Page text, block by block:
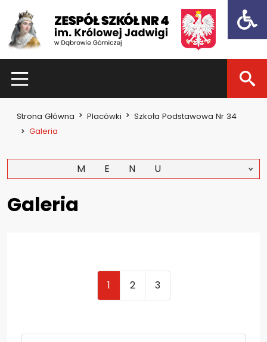
Kadra nauczycielska
Konkursy
Nieodpłatna pomoc prawna i poradnictwo...
Kadra nauczycielska
Zajęcia pozalekcyjne
Strona Główna Placówki
Szkoła Podstawowa Nr 34
Galeria
MENU
Galeria
1 2 3